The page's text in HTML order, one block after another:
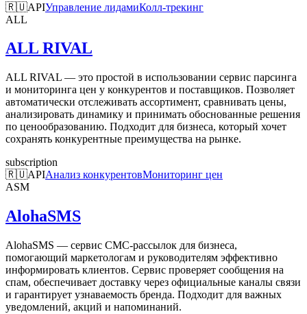
🇷🇺APIУправление лидамиКолл-трекинг
ALL
ALL RIVAL
ALL RIVAL — это простой в использовании сервис парсинга
и мониторинга цен у конкурентов и поставщиков. Позволяет
автоматически отслеживать ассортимент, сравнивать цены,
анализировать динамику и принимать обоснованные решения
по ценообразованию. Подходит для бизнеса, который хочет
сохранять конкурентные преимущества на рынке.
subscription
🇷🇺APIАнализ конкурентовМониторинг цен
ASM
AlohaSMS
AlohaSMS — сервис СМС-рассылок для бизнеса,
помогающий маркетологам и руководителям эффективно
информировать клиентов. Сервис проверяет сообщения на
спам, обеспечивает доставку через официальные каналы связи
и гарантирует узнаваемость бренда. Подходит для важных
уведомлений, акций и напоминаний.